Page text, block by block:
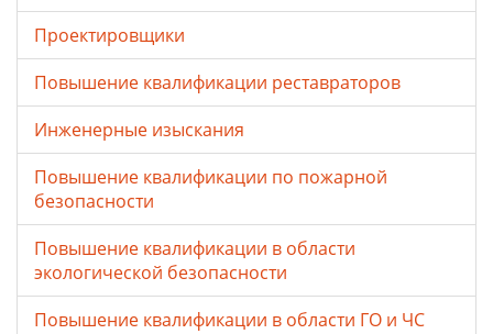
Проектировщики
Повышение квалификации реставраторов
Инженерные изыскания
Повышение квалификации по пожарной
безопасности
Повышение квалификации в области
экологической безопасности
Повышение квалификации в области ГО и ЧС